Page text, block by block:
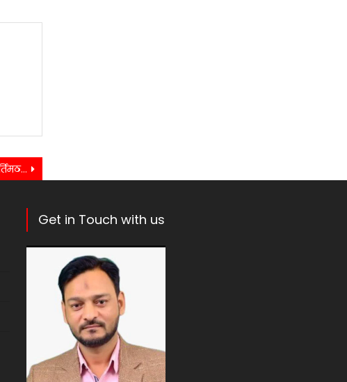
जोशीमठ का नाम ज्योर्तिमठ व कोशिया कोटली का नाम कैची धाम किये जाने पर देश विदेश में खुशी की लहर…..
Get in Touch with us